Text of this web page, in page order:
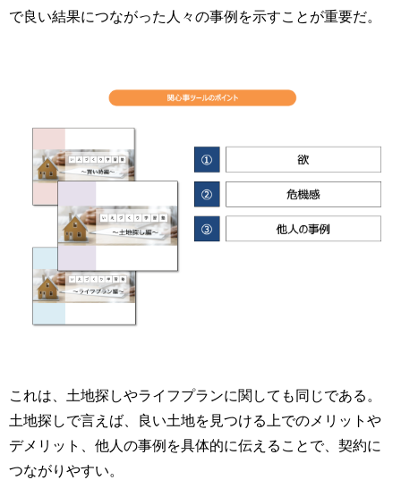
で良い結果につながった人々の事例を示すことが重要だ。
これは、土地探しやライフプランに関しても同じである。
土地探しで言えば、良い土地を見つける上でのメリットや
デメリット、他人の事例を具体的に伝えることで、契約に
つながりやすい。